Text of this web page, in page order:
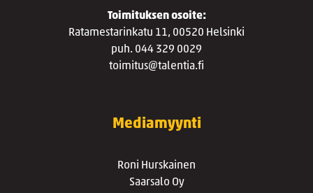
Toimituksen osoite:
Ratamestarinkatu 11, 00520 Helsinki
puh. 044 329 0029
toimitus@talentia.fi
Mediamyynti
Roni Hurskainen
Saarsalo Oy